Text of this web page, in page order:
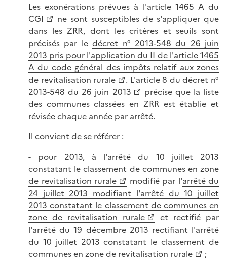
Les exonérations prévues à l'article 1465 A du
CGI
ne sont susceptibles de s'appliquer que
dans les ZRR, dont les critères et seuils sont
précisés par ledécret n° 2013-548 du 26 juin
2013 pris pour l'application du II de l'article 1465
A du code général des impôts relatif aux zones
de revitalisation rurale
. L'article 8 du décret n°
2013-548 du 26 juin 2013
précise que la liste
des communes classées en ZRR est établie et
révisée chaque année par arrêté.
Il convient de se référer :
- pour 2013, à l'arrêté du 10 juillet 2013
constatant le classement de communes en zone
de revitalisation rurale
modifié par l'arrêté du
24 juillet 2013 modifiant l'arrêté du 10 juillet
2013 constatant le classement de communes en
zone de revitalisation rurale
et rectifié par
l'arrêté du 19 décembre 2013 rectifiant l'arrêté
du 10 juillet 2013 constatant le classement de
communes en zone de revitalisation rurale
;